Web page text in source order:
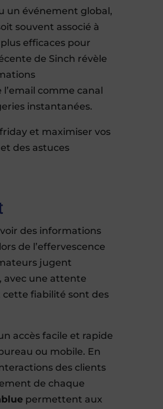
un événement global,
souvent associé à
efficaces pour
de Sinch révèle
comme canal
instantanées.
des informations
de l’effervescence
jugent
avec une attente
cette fiabilité sont des
accès facile et rapide
ou mobile. En
des clients
de chaque
permettent aux